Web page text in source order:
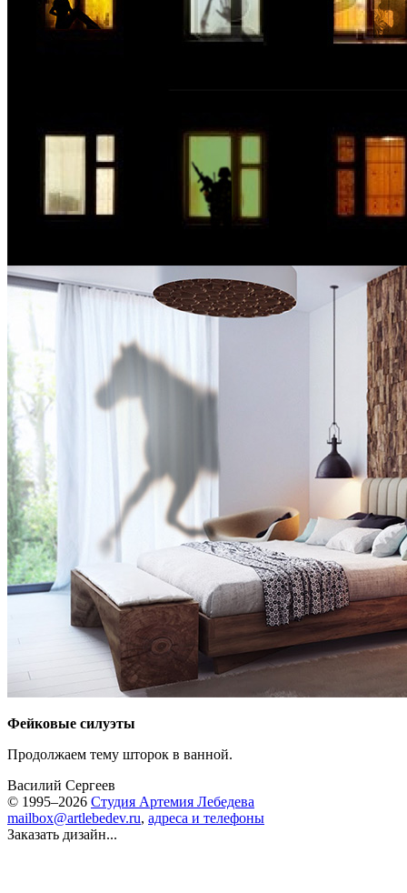
Фейковые силуэты
Продолжаем тему шторок в ванной.
Василий Сергеев
© 1995–2026 Студия Артемия Лебедева
mailbox@artlebedev.ru, адреса и телефоны
Заказать дизайн...